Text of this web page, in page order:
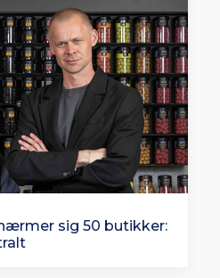
sig 50 butikker: